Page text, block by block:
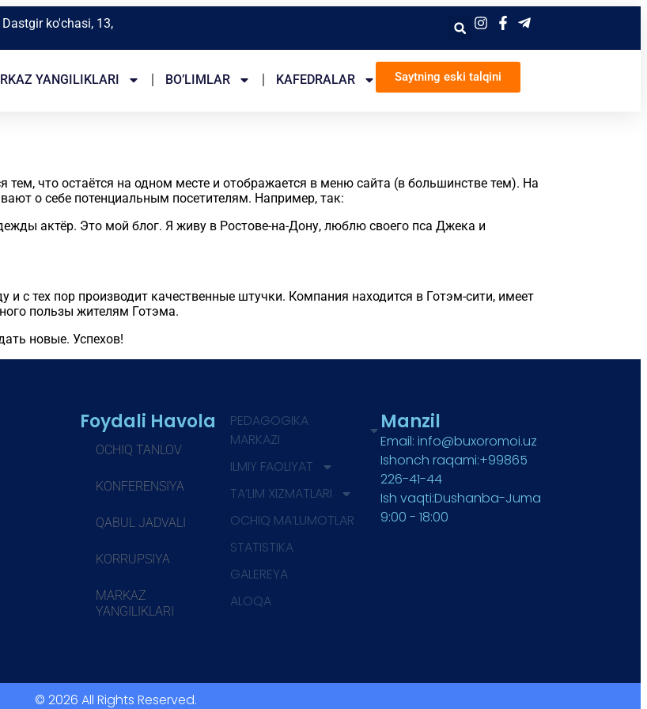
ko'chasi, 13,
YANGILIKLARI BO’LIMLAR KAFEDRALAR Saytning eski talqini
тем, что остаётся на одном месте и отображается в меню сайта (в большинстве тем). На
о себе потенциальным посетителям. Например, так:
актёр. Это мой блог. Я живу в Ростове-на-Дону, люблю своего пса Джека и
с тех пор производит качественные штучки. Компания находится в Готэм-сити, имеет
пользы жителям Готэма.
новые. Успехов!
Foydali Havola
OCHIQ TANLOV
KONFERENSIYA
QABUL JADVALI
KORRUPSIYA
MARKAZ
YANGILIKLARI
PEDAGOGIKA
MARKAZI
ILMIY FAOLIYAT
TA’LIM XIZMATLARI
OCHIQ MA’LUMOTLAR
STATISTIKA
GALEREYA
ALOQA
Manzil
Email: info@buxoromoi.uz
Ishonch raqami:+99865
226-41-44
Ish vaqti:Dushanba-Juma
9:00 - 18:00
© 2026 All Rights Reserved.